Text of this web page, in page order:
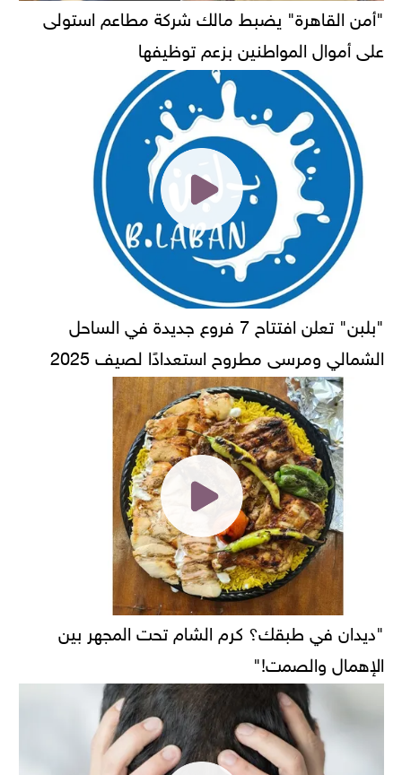
"أمن القاهرة" يضبط مالك شركة مطاعم استولى
على أموال المواطنين بزعم توظيفها
"بلبن" تعلن افتتاح 7 فروع جديدة في الساحل
الشمالي ومرسى مطروح استعدادًا لصيف 2025
"ديدان في طبقك؟ كرم الشام تحت المجهر بين
الإهمال والصمت!"